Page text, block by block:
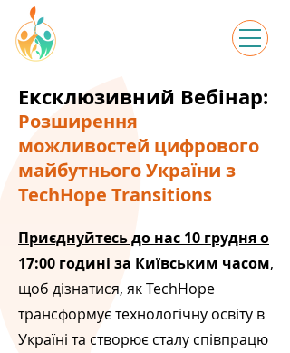
Ексклюзивний Вебінар:
Розширення
можливостей цифрового
майбутнього України з
TechHope Transitions
Приєднуйтесь до нас 10 грудня о
17:00 годині за Київським часом,
щоб дізнатися, як TechHope
трансформує технологічну освіту в
Україні та створює сталу співпрацю